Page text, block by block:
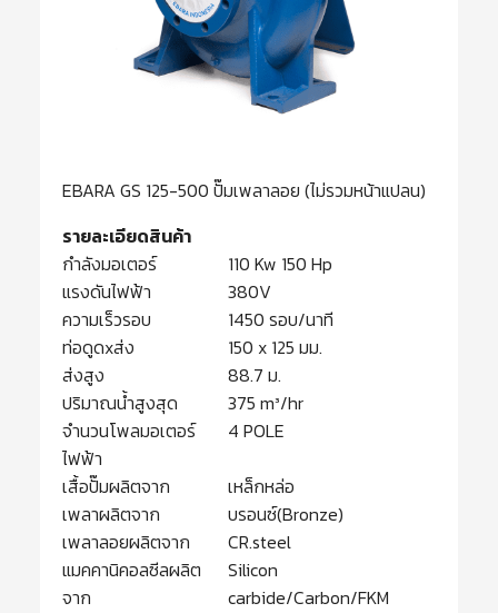
EBARA GS 125-500 ปั๊มเพลาลอย (ไม่รวมหน้าแปลน)
รายละเอียดสินค้า
กำลังมอเตอร์
110 Kw 150 Hp
แรงดันไฟฟ้า
380V
ความเร็วรอบ
1450 รอบ/นาที
ท่อดูดxส่ง
150 x 125 มม.
ส่งสูง
88.7 ม.
ปริมาณน้ำสูงสุด
375 m³/hr
จำนวนโพลมอเตอร์
ไฟฟ้า
4 POLE
เสื้อปั๊มผลิตจาก
เหล็กหล่อ
เพลาผลิตจาก
บรอนซ์(Bronze)
เพลาลอยผลิตจาก
CR.steel
แมคคานิคอลซีลผลิต
จาก
Silicon
carbide/Carbon/FKM